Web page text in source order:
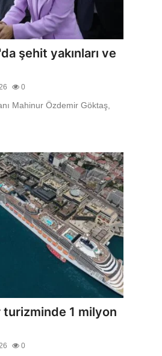
şehit yakınları ve
0
Mahinur Özdemir Göktaş,
1 milyon
0